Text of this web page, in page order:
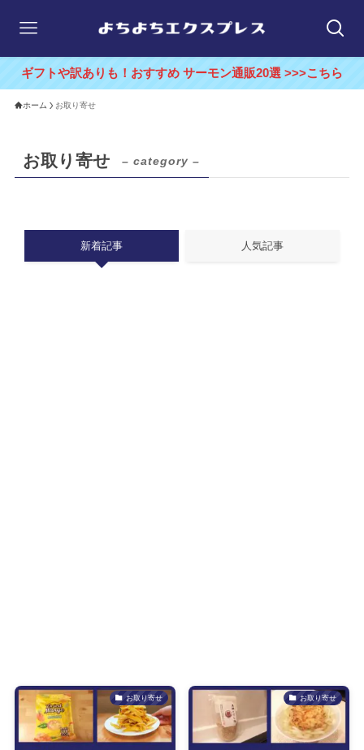
ギフトや訳ありも！おすすめ サーモン通販20選 >>>こちら
ホーム お取り寄せ
お取り寄せ – category –
新着記事 人気記事
お取り寄せ お取り寄せ